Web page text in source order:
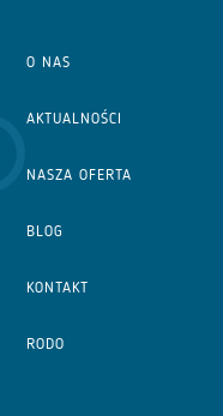
O NAS
AKTUALNOŚCI
NASZA OFERTA
BLOG
KONTAKT
RODO